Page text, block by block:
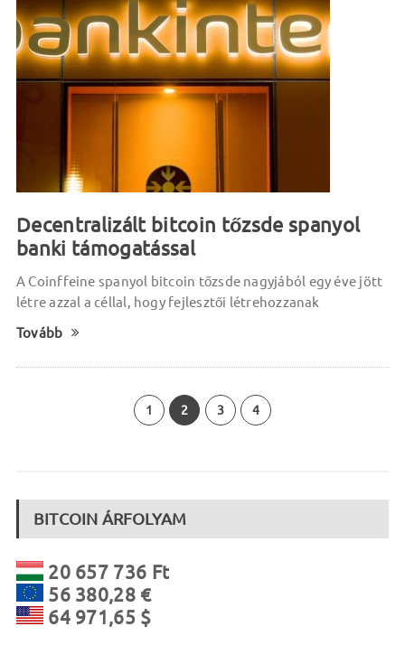
Decentralizált bitcoin tőzsde spanyol
banki támogatással
A Coinffeine spanyol bitcoin tőzsde nagyjából egy éve jött
létre azzal a céllal, hogy fejlesztői létrehozzanak
Tovább
1 2 3 4
BITCOIN ÁRFOLYAM
20 657 736 Ft
56 380,28 €
64 971,65 $